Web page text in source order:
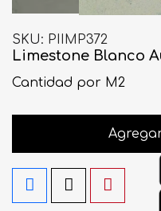
SKU PIIMP372
Limestone Blanco
Cantidad por M2